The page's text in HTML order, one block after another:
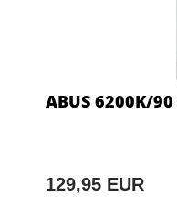
ABUS 6200K/
129,95 EUR